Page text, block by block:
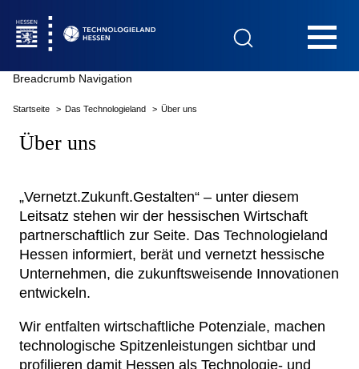
Das Technologieland
Innovationsfelder
Beratung & Förderung
Breadcrumb Navigation
Startseite Das Technologieland Über uns
Über uns
„Vernetzt.Zukunft.Gestalten“ – unter diesem
Leitsatz stehen wir der hessischen Wirtschaft
partnerschaftlich zur Seite. Das Technologieland
Hessen informiert, berät und vernetzt hessische
Unternehmen, die zukunftsweisende Innovationen
entwickeln.
Wir entfalten wirtschaftliche Potenziale, machen
technologische Spitzenleistungen sichtbar und
profilieren damit Hessen als Technologie- und